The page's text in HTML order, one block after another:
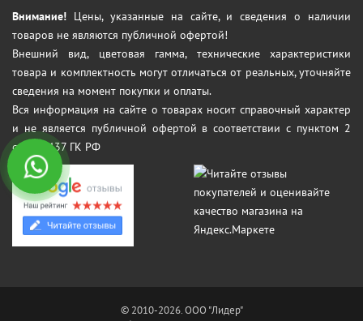
Внимание! Цены, указанные на сайте, и сведения о наличии
товаров не являются публичной офертой!
Внешний вид, цветовая гамма, технические характеристики
товара и комплектность могут отличаться от реальных, уточняйте
сведения на момент покупки и оплаты.
Вся информация на сайте о товарах носит справочный характер
и не является публичной офертой в соответствии с пунктом 2
статьи 437 ГК РФ
© 2010-2026. ООО "Лидер"